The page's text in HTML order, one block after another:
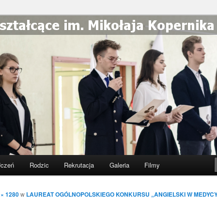
im. Mikołaja
Rodzic Rekrutacja Galeria Filmy
1280w LAUREAT OGÓLNOPOLSKIEGO KONKURSU „ANGIELSKI W